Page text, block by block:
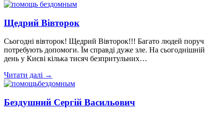
Щедрий Вівторок
Сьогодні вівторок! Щедрий Вівторок!!! Багато людей поруч
потребують допомоги. Їм справді дуже зле. На сьогоднішній
день у Києві кілька тисяч безпритульних…
Читати далі →
Бездушний Сергій Васильович